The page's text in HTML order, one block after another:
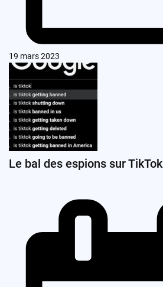
19 mars 2023
Le bal des espions sur TikTok